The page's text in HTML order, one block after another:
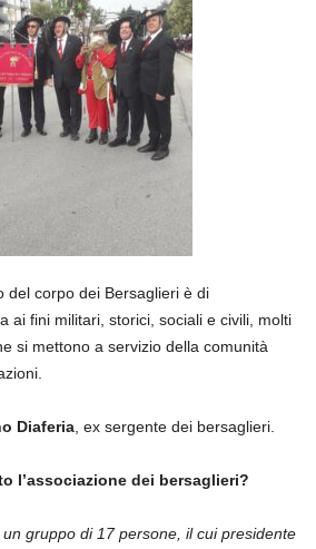
del corpo dei Bersaglieri è di
ai fini militari, storici, sociali e civili, molti
si mettono a servizio della comunità
Diaferia , ex sergente dei bersaglieri.
l’associazione dei bersaglieri?
gruppo di 17 persone, il cui presidente